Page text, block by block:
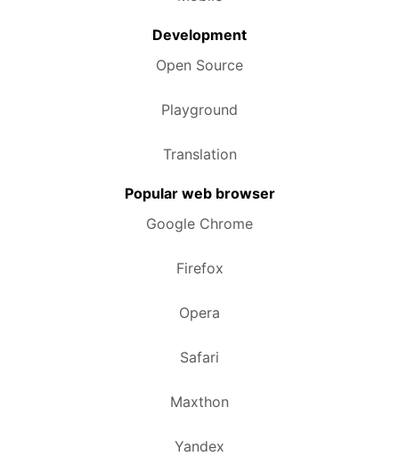
Development
Open Source
Playground
Translation
Popular web browser
Google Chrome
Firefox
Opera
Safari
Maxthon
Yandex